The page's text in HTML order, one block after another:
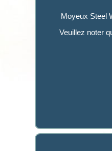
Moyeux Steel
Veuillez noter